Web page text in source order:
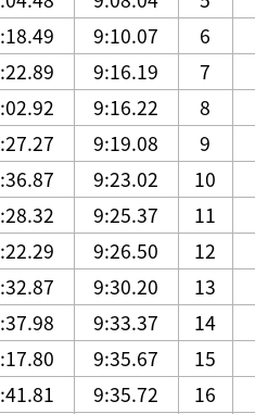
9:10.07 6
9:16.19 7
9:16.22 8
9:19.08 9
9:23.02 10
9:25.37
11
9:26.50 12
9:30.20 13
9:33.37 14
9:35.67 15
9:35.72 16